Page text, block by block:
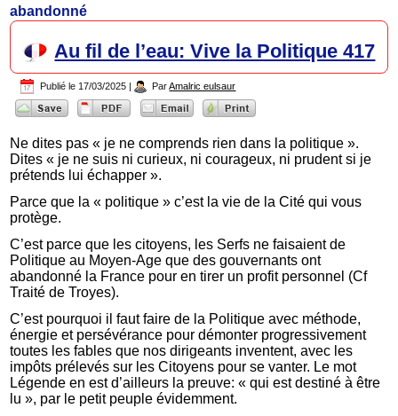
abandonné
Au fil de l’eau: Vive la Politique 417
Publié le 17/03/2025 | Par Amalric eulsaur
Ne dites pas « je ne comprends rien dans la politique ».
Dites « je ne suis ni curieux, ni courageux, ni prudent si je
prétends lui échapper ».
Parce que la « politique » c’est la vie de la Cité qui vous
protège.
C’est parce que les citoyens, les Serfs ne faisaient de
Politique au Moyen-Age que des gouvernants ont
abandonné la France pour en tirer un profit personnel (Cf
Traité de Troyes).
C’est pourquoi il faut faire de la Politique avec méthode,
énergie et persévérance pour démonter progressivement
toutes les fables que nos dirigeants inventent, avec les
impôts prélevés sur les Citoyens pour se vanter. Le mot
Légende en est d’ailleurs la preuve: « qui est destiné à être
lu », par le petit peuple évidemment.